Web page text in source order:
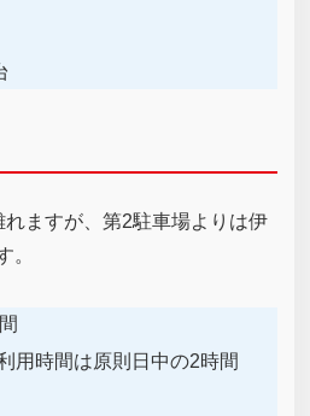
ますが、第2駐車場よりは伊
。
時間は原則日中の2時間